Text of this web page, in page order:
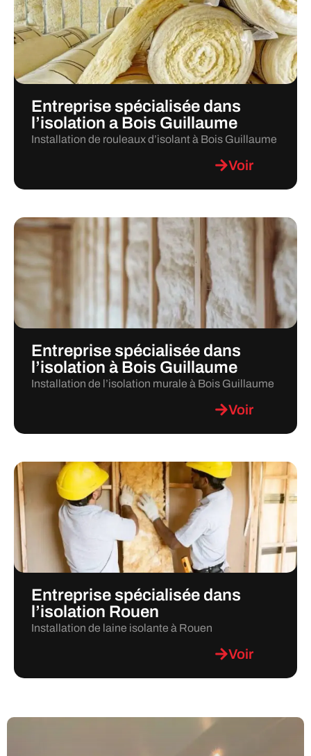
Entreprise spécialisée dans
l’isolation a Bois Guillaume
Installation de rouleaux d’isolant à Bois Guillaume
Voir
Entreprise spécialisée dans
l’isolation à Bois Guillaume
Installation de l’isolation murale à Bois Guillaume
Voir
Entreprise spécialisée dans
l’isolation Rouen
Installation de laine isolante à Rouen
Voir